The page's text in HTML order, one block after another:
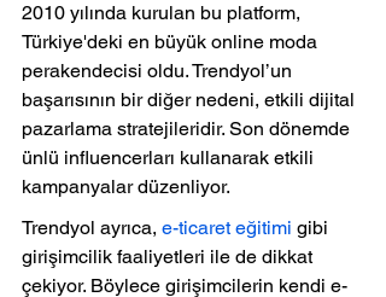
2010 yılında kurulan bu platform,
Türkiye'deki en büyük online moda
perakendecisi oldu. Trendyol’un
başarısının bir diğer nedeni, etkili dijital
pazarlama stratejileridir. Son dönemde
ünlü influencerları kullanarak etkili
kampanyalar düzenliyor.
Trendyol ayrıca, e-ticaret eğitimi gibi
girişimcilik faaliyetleri ile de dikkat
çekiyor. Böylece girişimcilerin kendi e-